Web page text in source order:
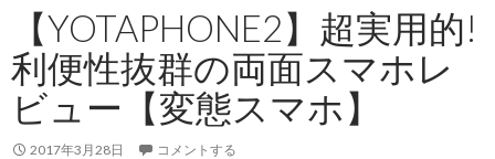
【YOTAPHONE2】超実用的!
利便性抜群の両面スマホレ
ビュー【変態スマホ】
2017年3月28日 コメントする